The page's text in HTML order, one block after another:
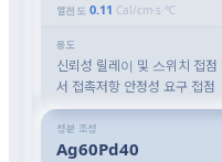
열전도 0.11 Cal/cm·s·℃
용도
신뢰성 릴레이 및 스위치 접점
서 접촉저항 안정성 요구 접점
성분 조성
Ag60Pd40